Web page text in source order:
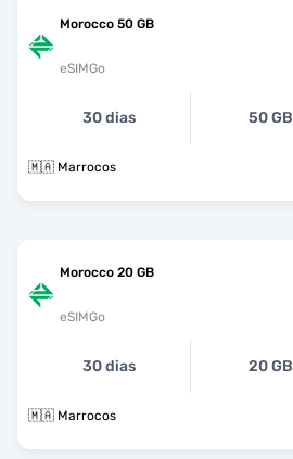
Morocco 50 GB
eSIMGo
30 dias 50 GB
🇲🇦 Marrocos
Morocco 20 GB
eSIMGo
30 dias 20 GB
🇲🇦 Marrocos